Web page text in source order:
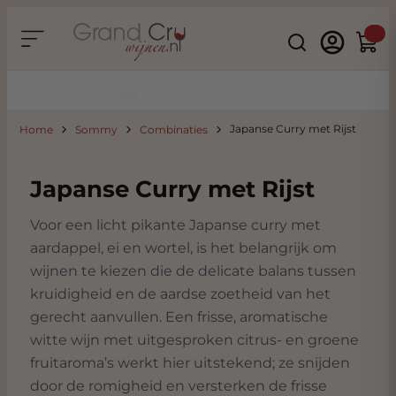
Search
Home Sommy Combinaties Japanse Curry met Rijst
Japanse Curry met Rijst
Voor een licht pikante Japanse curry met
aardappel, ei en wortel, is het belangrijk om
wijnen te kiezen die de delicate balans tussen
kruidigheid en de aardse zoetheid van het
gerecht aanvullen. Een frisse, aromatische
witte wijn met uitgesproken citrus- en groene
fruitaroma’s werkt hier uitstekend; ze snijden
door de romigheid en versterken de frisse